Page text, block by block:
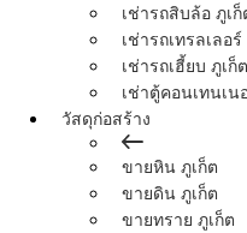
เช่ารถสิบล้อ ภูเ
เช่ารถเทรลเลอ
เช่ารถเฮี้ยบ ภูเก็ต
เช่าตู้คอนเทนเน
วัสดุก่อสร้าง
ขายหิน ภูเก็ต
ขายดิน ภูเก็ต
ขายทราย ภูเก็ต